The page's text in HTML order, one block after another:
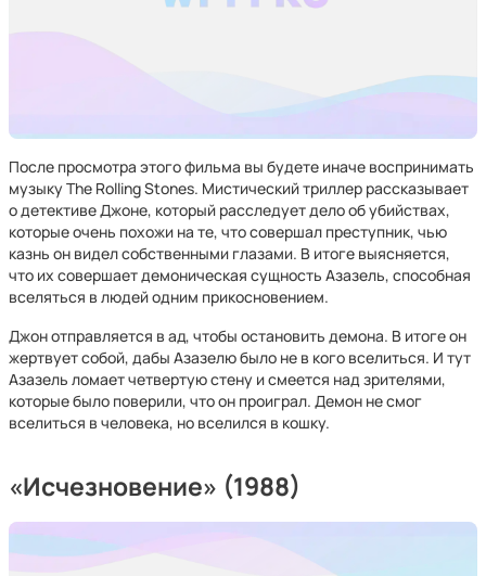
После просмотра этого фильма вы будете иначе воспринимать
музыку The Rolling Stones. Мистический триллер рассказывает
о детективе Джоне, который расследует дело об убийствах,
которые очень похожи на те, что совершал преступник, чью
казнь он видел собственными глазами. В итоге выясняется,
что их совершает демоническая сущность Азазель, способная
вселяться в людей одним прикосновением.
Джон отправляется в ад, чтобы остановить демона. В итоге он
жертвует собой, дабы Азазелю было не в кого вселиться. И тут
Азазель ломает четвертую стену и смеется над зрителями,
которые было поверили, что он проиграл. Демон не смог
вселиться в человека, но вселился в кошку.
«Исчезновение» (1988)